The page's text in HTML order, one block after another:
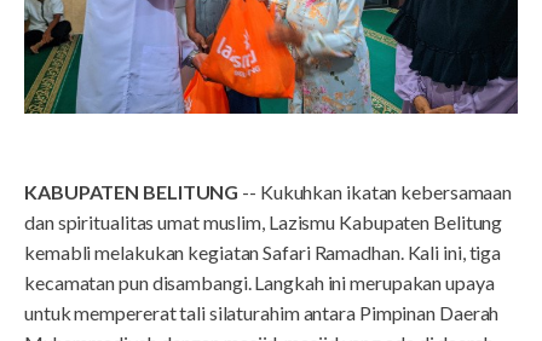
KABUPATEN BELITUNG -- Kukuhkan ikatan kebersamaan
dan spiritualitas umat muslim, Lazismu Kabupaten Belitung
kemabli melakukan kegiatan Safari Ramadhan. Kali ini, tiga
kecamatan pun disambangi. Langkah ini merupakan upaya
untuk mempererat tali silaturahim antara Pimpinan Daerah